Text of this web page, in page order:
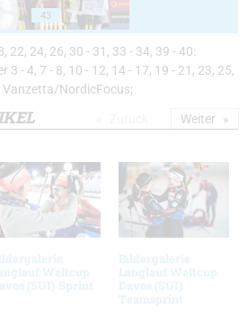
43
22, 24, 26, 30 - 31, 33 - 34, 39 - 40:
- 4, 7 - 8, 10 - 12, 14 - 17, 19 - 21, 23, 25,
Vanzetta/NordicFocus;
Weltcup
(SUI) Sprint
Bildergalerie
Langlauf Weltcup
Davos (SUI)
Teamsprint
Weiter